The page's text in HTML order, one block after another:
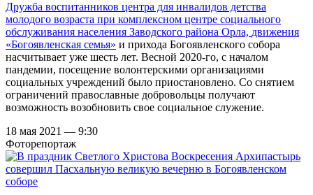
Дружба воспитанников центра для инвалидов детства
молодого возраста при комплексном центре социального
обслуживания населения Заводского района Орла, движения
«Богоявленская семья» и прихода Богоявленского собора
насчитывает уже шесть лет. Весной 2020-го, с началом
пандемии, посещение волонтерскими организациями
социальных учреждений было приостановлено. Со снятием
ограничений православные добровольцы получают
возможность возобновить свое социальное служение.
18 мая 2021 — 9:30
Фоторепортаж